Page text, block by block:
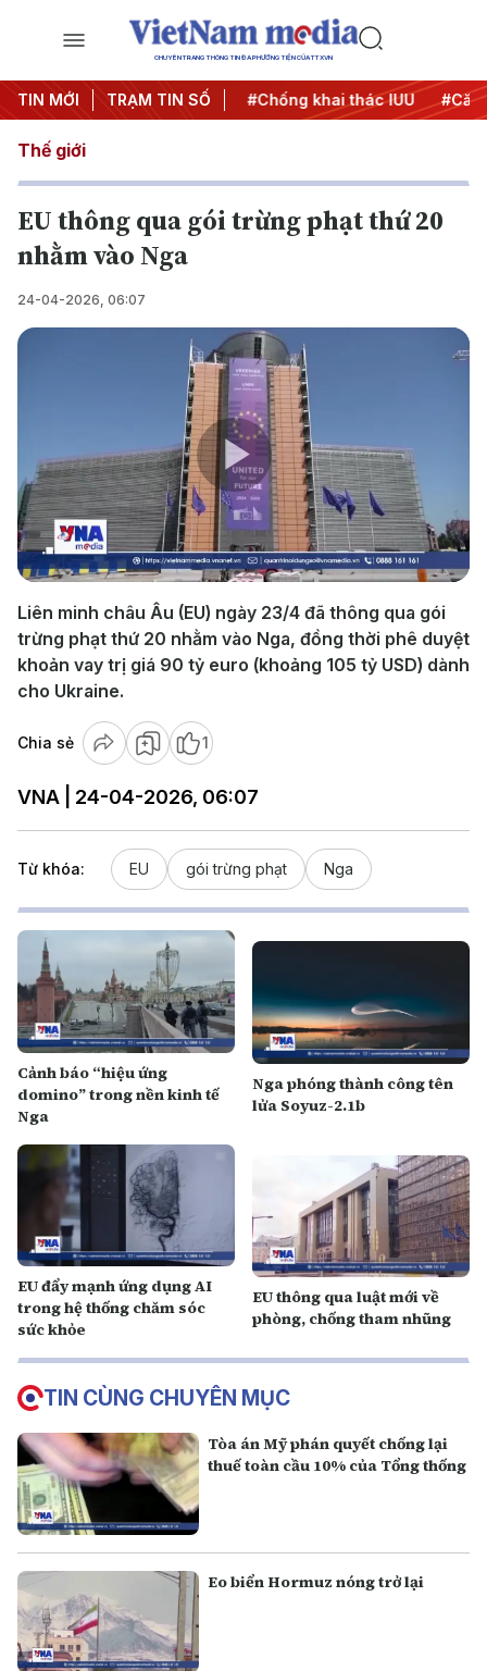
CHUYÊN TRANG THÔNG TIN ĐA PHƯƠNG TIỆN CỦA TTXVN
TIN MỚI TRẠM TIN SỐ
#Chiến dịch 500 ngày đêm #Chống khai thác IUU
Thế giới
EU thông qua gói trừng phạt thứ 20
nhằm vào Nga
24-04-2026, 06:07
Play
Video
Liên minh châu Âu (EU) ngày 23/4 đã thông qua gói
trừng phạt thứ 20 nhằm vào Nga, đồng thời phê duyệt
khoản vay trị giá 90 tỷ euro (khoảng 105 tỷ USD) dành
cho Ukraine.
Chia sẻ 1
VNA | 24-04-2026, 06:07
Từ khóa: EU gói trừng phạt Nga
Cảnh báo “hiệu ứng
domino” trong nền kinh tế
Nga
Nga phóng thành công tên
lửa Soyuz-2.1b
EU đẩy mạnh ứng dụng AI
trong hệ thống chăm sóc
sức khỏe
EU thông qua luật mới về
phòng, chống tham nhũng
TIN CÙNG CHUYÊN MỤC
Tòa án Mỹ phán quyết chống lại
thuế toàn cầu 10% của Tổng thống
Eo biển Hormuz nóng trở lại